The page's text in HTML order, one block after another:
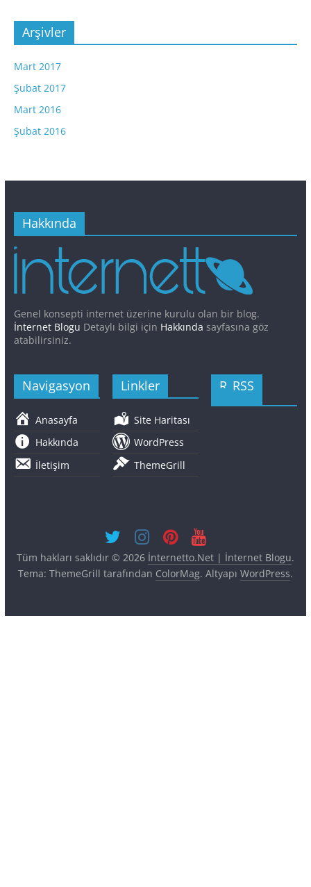
Arşivler
Mart 2017
Şubat 2017
Mart 2016
Şubat 2016
Hakkında
Genel konsepti internet üzerine kurulu olan bir blog.
İnternet Blogu Detaylı bilgi için Hakkında sayfasına göz
atabilirsiniz.
Navigasyon
Anasayfa
Hakkında
İletişim
Linkler
Site Haritası
WordPress
ThemeGrill
RSS
Tüm hakları saklıdır © 2026 İnternetto.Net | İnternet Blogu.
Tema: ThemeGrill tarafından ColorMag. Altyapı WordPress.